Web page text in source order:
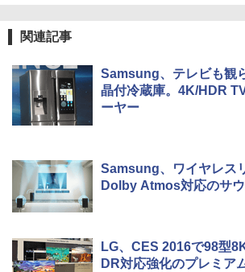
関連記事
Samsung、テレビも観
晶付冷蔵庫。4K/HDR
ーヤー
Samsung、ワイヤレス
Dolby Atmos対応のサ
LG、CES 2016で98型
DR対応強化のプレミア